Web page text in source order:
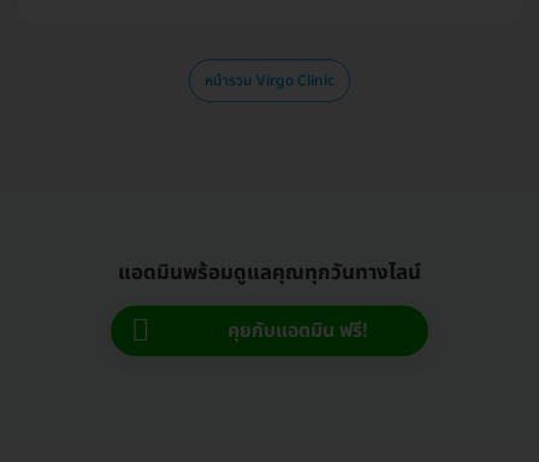
หน้ารวม Virgo Clinic
แอดมินพร้อมดูแลคุณทุกวันทางไลน์
คุยกับแอดมิน ฟรี!